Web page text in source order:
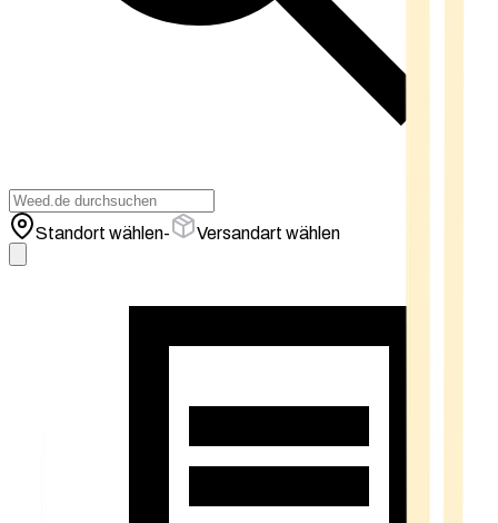
Standort wählen- Versandart wählen